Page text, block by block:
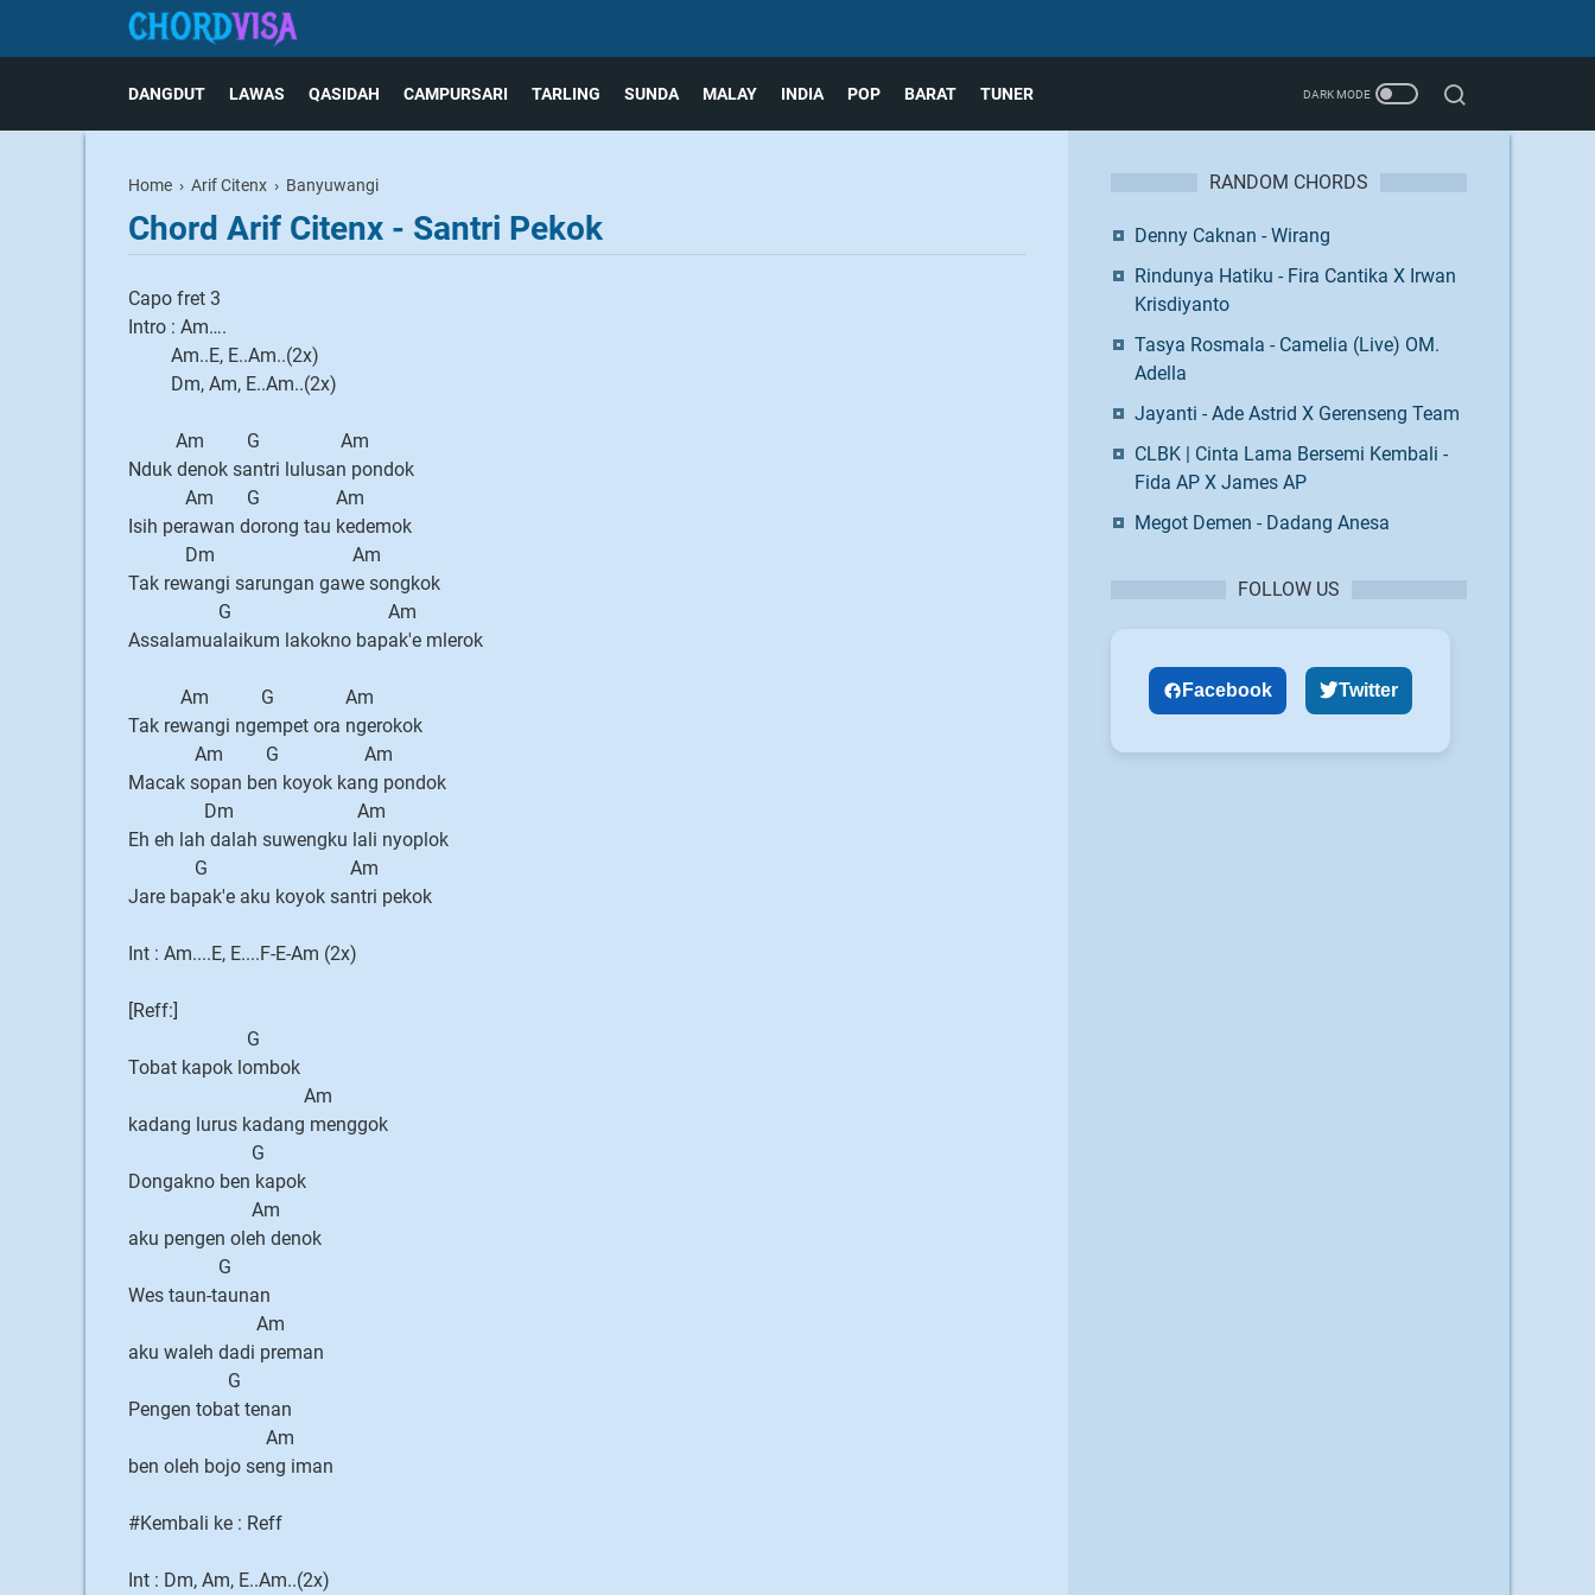
DANGDUT LAWAS QASIDAH CAMPURSARI TARLING SUNDA MALAY INDIA POP BARAT TUNER
Home › Arif Citenx › Banyuwangi
Chord Arif Citenx - Santri Pekok
Capo fret 3
Intro : Am….
Am..E, E..Am..(2x)
Dm, Am, E..Am..(2x)
Am G Am
Nduk denok santri lulusan pondok
Am G Am
Isih perawan dorong tau kedemok
Dm Am
Tak rewangi sarungan gawe songkok
G Am
Assalamualaikum lakokno bapak'e mlerok
Am G Am
Tak rewangi ngempet ora ngerokok
Am G Am
Macak sopan ben koyok kang pondok
Dm Am
Eh eh lah dalah suwengku lali nyoplok
G Am
Jare bapak'e aku koyok santri pekok
Int : Am....E, E....F-E-Am (2x)
[Reff:]
G
Tobat kapok lombok
Am
kadang lurus kadang menggok
G
Dongakno ben kapok
Am
aku pengen oleh denok
G
Wes taun-taunan
Am
aku waleh dadi preman
G
Pengen tobat tenan
Am
ben oleh bojo seng iman
#Kembali ke : Reff
Int : Dm, Am, E..Am..(2x)
RANDOM CHORDS
Denny Caknan - Wirang
Rindunya Hatiku - Fira Cantika X Irwan
Krisdiyanto
Tasya Rosmala - Camelia (Live) OM.
Adella
Jayanti - Ade Astrid X Gerenseng Team
CLBK | Cinta Lama Bersemi Kembali -
Fida AP X James AP
Megot Demen - Dadang Anesa
FOLLOW US
Facebook Twitter